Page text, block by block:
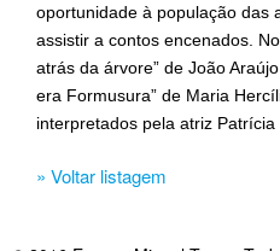
oportunidade à população das
assistir a contos encenados.
atrás da árvore” de João
era Formusura” de Maria
interpretados pela atriz Patrícia
» Voltar listagem